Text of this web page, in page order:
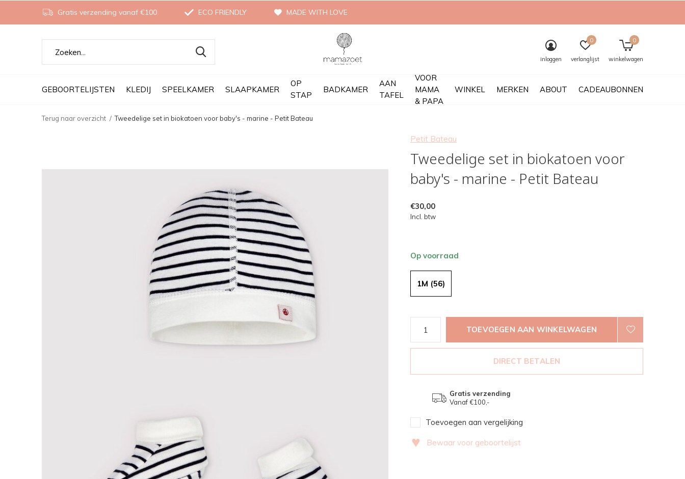
GEBOORTELIJSTEN KLEDIJ SPEELKAMER SLAAPKAMER
OP
STAP
BADKAMER
AAN
TAFEL
VOOR
MAMA
& PAPA
WINKEL MERKEN ABOUT CADEAUBONNEN
inloggen verlanglijst
0
winkelwagen
0
Gratis verzending vanaf €100 ECO FRIENDLY MADE WITH LOVE
Terug naar overzicht Tweedelige set in biokatoen voor baby's - marine - Petit Bateau
Petit Bateau
Tweedelige set in biokatoen voor
baby's - marine - Petit Bateau
€30,00
Incl. btw
Op voorraad
1M (56)
TOEVOEGEN AAN WINKELWAGEN
DIRECT BETALEN
Gratis verzending
Vanaf €100,-
Toevoegen aan vergelijking
♥ Bewaar voor geboortelijst